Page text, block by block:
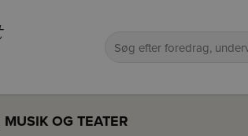
OG TEATER